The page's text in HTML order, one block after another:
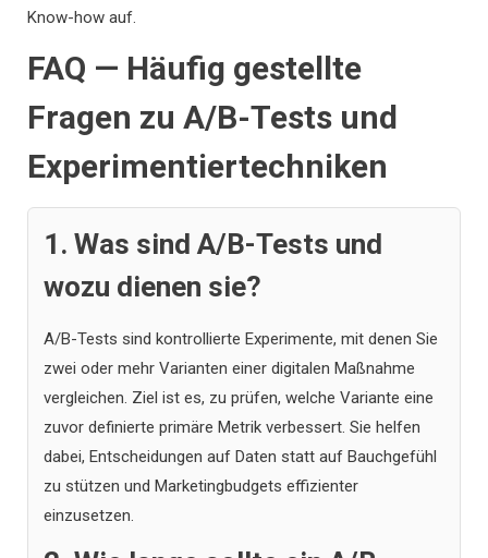
Know-how auf.
FAQ — Häufig gestellte
Fragen zu A/B-Tests und
Experimentiertechniken
1. Was sind A/B-Tests und
wozu dienen sie?
A/B-Tests sind kontrollierte Experimente, mit denen Sie
zwei oder mehr Varianten einer digitalen Maßnahme
vergleichen. Ziel ist es, zu prüfen, welche Variante eine
zuvor definierte primäre Metrik verbessert. Sie helfen
dabei, Entscheidungen auf Daten statt auf Bauchgefühl
zu stützen und Marketingbudgets effizienter
einzusetzen.